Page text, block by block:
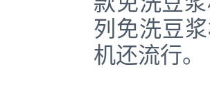
列免洗豆
机还流行。